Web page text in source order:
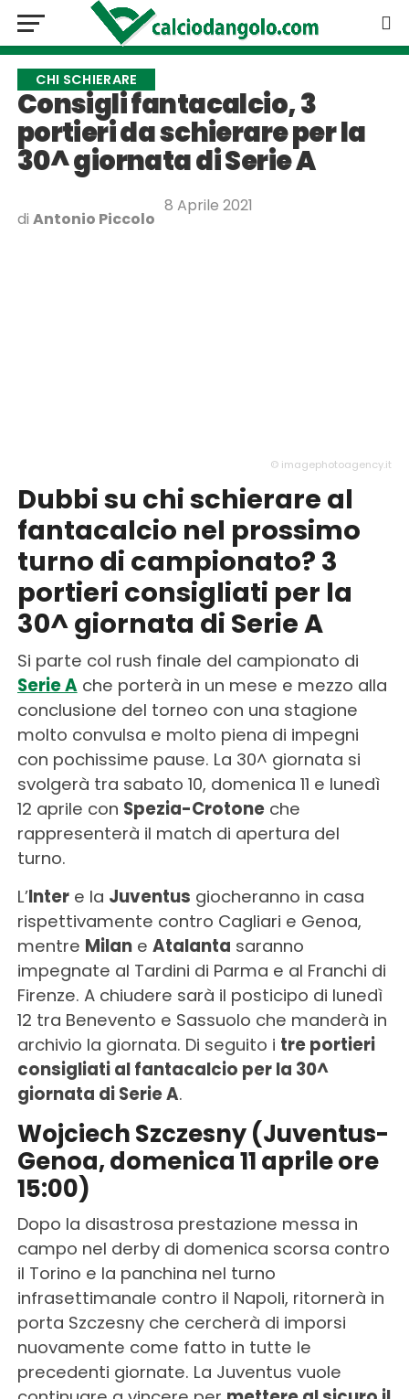
CHI SCHIERARE
Consigli fantacalcio, 3
portieri da schierare per la
30^ giornata di Serie A
di Antonio Piccolo
8 Aprile 2021
© imagephotoagency.it
Dubbi su chi schierare al
fantacalcio nel prossimo
turno di campionato? 3
portieri consigliati per la
30^ giornata di Serie A
Si parte col rush finale del campionato di
Serie Ache porterà in un mese e mezzo alla
conclusione del torneo con una stagione
molto convulsa e molto piena di impegni
con pochissime pause. La 30^ giornata si
svolgerà tra sabato 10, domenica 11 e lunedì
12 aprile con Spezia-Crotoneche
rappresenterà il match di apertura del
turno.
L’Intere la Juventus giocheranno in casa
rispettivamente contro Cagliari e Genoa,
mentre Milane Atalanta saranno
impegnate al Tardini di Parma e al Franchi di
Firenze. A chiudere sarà il posticipo di lunedì
12 tra Benevento e Sassuolo che manderà in
archivio la giornata. Di seguito i tre portieri
consigliati al fantacalcio per la 30^
giornata di Serie A.
Wojciech Szczesny (Juventus-
Genoa, domenica 11 aprile ore
15:00)
Dopo la disastrosa prestazione messa in
campo nel derby di domenica scorsa contro
il Torino e la panchina nel turno
infrasettimanale contro il Napoli, ritornerà in
porta Szczesny che cercherà di imporsi
nuovamente come fatto in tutte le
precedenti giornate. La Juventus vuole